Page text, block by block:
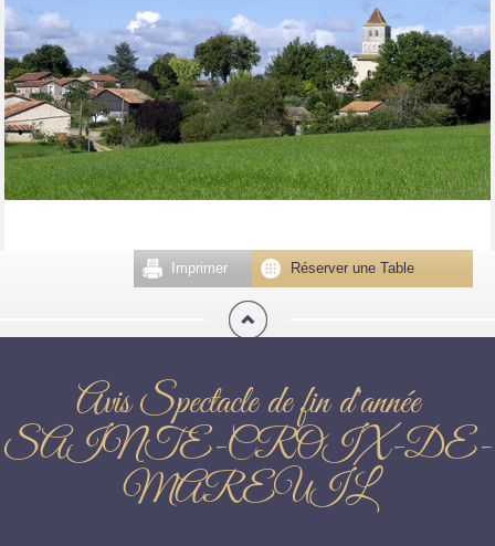
Réserver une Table
Imprimer
Avis Spectacle de fin d'année
SAINTE-CROIX-DE-
MAREUIL